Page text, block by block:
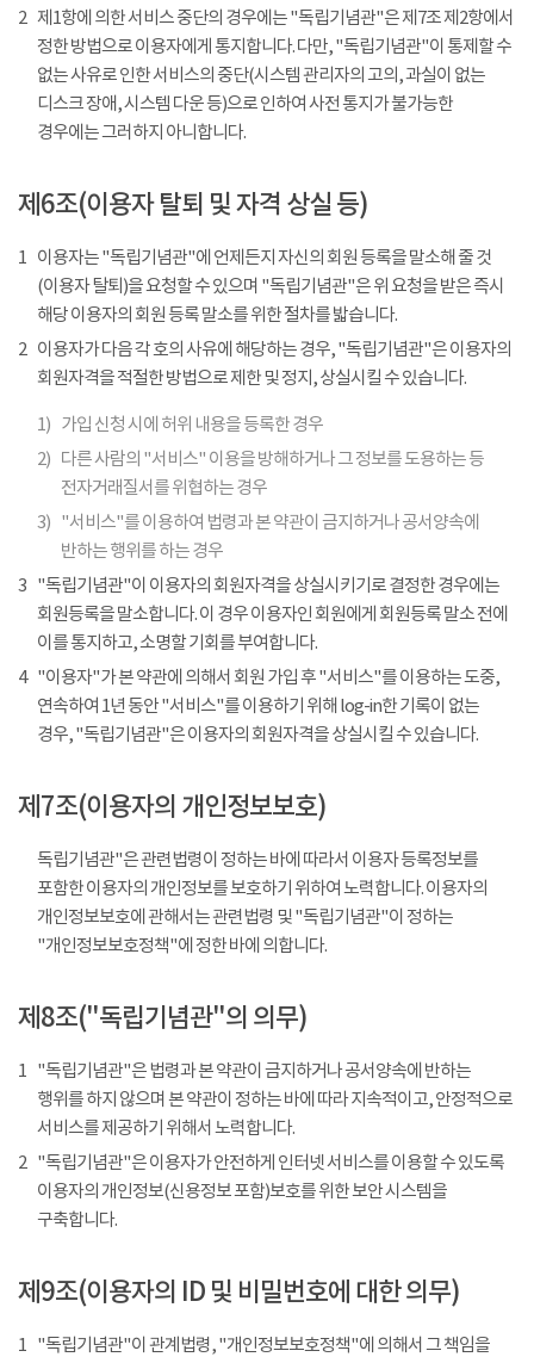
2 제1항에 의한 서비스 중단의 경우에는 "독립기념관"은 제7조 제2항에서
정한 방법으로 이용자에게 통지합니다. 다만, "독립기념관"이 통제할 수
없는 사유로 인한 서비스의 중단(시스템 관리자의 고의, 과실이 없는
디스크 장애, 시스템 다운 등)으로 인하여 사전 통지가 불가능한
경우에는 그러하지 아니합니다.
제6조(이용자 탈퇴 및 자격 상실 등)
1 이용자는 "독립기념관"에 언제든지 자신의 회원 등록을 말소해 줄 것
(이용자 탈퇴)을 요청할 수 있으며 "독립기념관"은 위 요청을 받은 즉시
해당 이용자의 회원 등록 말소를 위한 절차를 밟습니다.
2 이용자가 다음 각 호의 사유에 해당하는 경우, "독립기념관"은 이용자의
회원자격을 적절한 방법으로 제한 및 정지, 상실시킬 수 있습니다.
1) 가입 신청 시에 허위 내용을 등록한 경우
2) 다른 사람의 "서비스" 이용을 방해하거나 그 정보를 도용하는 등
전자거래질서를 위협하는 경우
3) "서비스"를 이용하여 법령과 본 약관이 금지하거나 공서양속에
반하는 행위를 하는 경우
3 "독립기념관"이 이용자의 회원자격을 상실시키기로 결정한 경우에는
회원등록을 말소합니다. 이 경우 이용자인 회원에게 회원등록 말소 전에
이를 통지하고, 소명할 기회를 부여합니다.
4
"이용자"가 본 약관에 의해서 회원 가입 후 "서비스"를 이용하는 도중,
연속하여 1년 동안 "서비스"를 이용하기 위해 log-in한 기록이 없는
경우, "독립기념관"은 이용자의 회원자격을 상실시킬 수 있습니다.
제7조(이용자의 개인정보보호)
독립기념관"은 관련법령이 정하는 바에 따라서 이용자 등록정보를
포함한 이용자의 개인정보를 보호하기 위하여 노력합니다. 이용자의
개인정보보호에 관해서는 관련법령 및 "독립기념관"이 정하는
"개인정보보호정책"에 정한 바에 의합니다.
제8조("독립기념관"의 의무)
1 "독립기념관"은 법령과 본 약관이 금지하거나 공서양속에 반하는
행위를 하지 않으며 본 약관이 정하는 바에 따라 지속적이고, 안정적으로
서비스를 제공하기 위해서 노력합니다.
2 "독립기념관"은 이용자가 안전하게 인터넷 서비스를 이용할 수 있도록
이용자의 개인정보(신용정보 포함)보호를 위한 보안 시스템을
구축합니다.
제9조(이용자의 ID 및 비밀번호에 대한 의무)
1 "독립기념관"이 관계법령, "개인정보보호정책"에 의해서 그 책임을